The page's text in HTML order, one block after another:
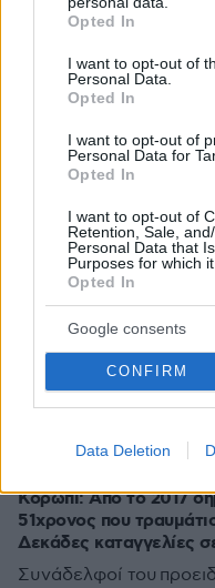
grant or deny consent to
use your data for below
consent section.
Opted In
I want to opt-out of
Personal Data.
Opted In
I want to opt-out of
Personal Data for
Opted In
I want to opt-out of
Retention, Sale,
Personal Data that
Purposes for which
Opted In
Google consents
CONFIRM
Data Deletion
Κορωπί: Από το 2017
51χρονος που
Δεκάδες καταγγελίες
Συνάδελφοί του